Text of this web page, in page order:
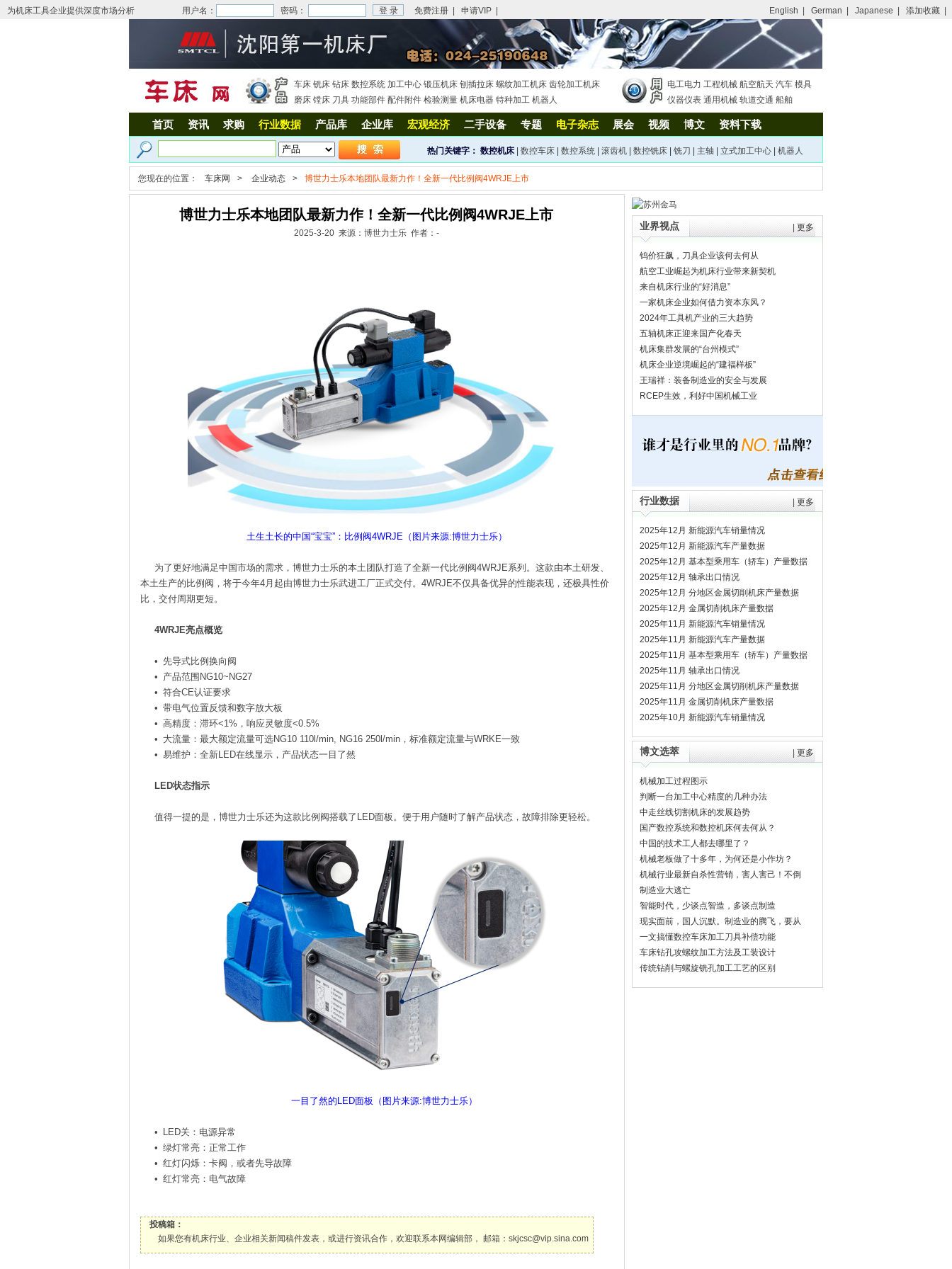
为机床工具企业提供深度市场分析 用户名： 密码： 免费注册 申请VIP English German Japanese 添加收藏
车床 铣床 钻床 数控系统 加工中心 锻压机床 刨插拉床 螺纹加工机床 齿轮加工机床
磨床 镗床 刀具 功能部件 配件附件 检验测量 机床电器 特种加工 机器人
电工电力 工程机械 航空航天 汽车 模具
仪器仪表 通用机械 轨道交通 船舶
首页 资讯 求购 行业数据 产品库 企业库 宏观经济 二手设备 专题 电子杂志 展会 视频 博文 资料下载
热门关键字： 数控机床| 数控车床| 数控系统| 滚齿机| 数控铣床| 铣刀 主轴 立式加工中心| 机器人
您现在的位置： 车床网 > 企业动态 > 博世力士乐本地团队最新力作！全新一代比例阀4WRJE上市
博世力士乐本地团队最新力作！全新一代比例阀4WRJE上市
2025-3-20 来源：博世力士乐 作者：-
土生土长的中国“宝宝”：比例阀4WRJE（图片来源:博世力士乐）
为了更好地满足中国市场的需求，博世力士乐的本土团队打造了全新一代比例阀4WRJE系列。这款由本土研发、
本土生产的比例阀，将于今年4月起由博世力士乐武进工厂正式交付。4WRJE不仅具备优异的性能表现，还极具性价
比，交付周期更短。
4WRJE亮点概览
• 先导式比例换向阀
• 产品范围NG10~NG27
• 符合CE认证要求
• 带电气位置反馈和数字放大板
• 高精度：滞环<1%，响应灵敏度<0.5%
• 大流量：最大额定流量可选NG10 110l/min, NG16 250l/min，标准额定流量与WRKE一致
• 易维护：全新LED在线显示，产品状态一目了然
LED状态指示
值得一提的是，博世力士乐还为这款比例阀搭载了LED面板。便于用户随时了解产品状态，故障排除更轻松。
一目了然的LED面板（图片来源:博世力士乐）
•
LED关：电源异常
• 绿灯常亮：正常工作
• 红灯闪烁：卡阀，或者先导故障
• 红灯常亮：电气故障
投稿箱：
如果您有机床行业、企业相关新闻稿件发表，或进行资讯合作，欢迎联系本网编辑部， 邮箱：skjcsc@vip.sina.com
业界视点 更多
钨价狂飙，刀具企业该何去何从
航空工业崛起为机床行业带来新契机
来自机床行业的“好消息”
一家机床企业如何借力资本东风？
2024年工具机产业的三大趋势
五轴机床正迎来国产化春天
机床集群发展的“台州模式”
机床企业逆境崛起的“建福样板”
王瑞祥：装备制造业的安全与发展
RCEP生效，利好中国机械工业
行业数据 更多
2025年12月 新能源汽车销量情况
2025年12月 新能源汽车产量数据
2025年12月 基本型乘用车（轿车）产量数据
2025年12月 轴承出口情况
2025年12月 分地区金属切削机床产量数据
2025年12月 金属切削机床产量数据
2025年11月 新能源汽车销量情况
2025年11月 新能源汽车产量数据
2025年11月 基本型乘用车（轿车）产量数据
2025年11月 轴承出口情况
2025年11月 分地区金属切削机床产量数据
2025年11月 金属切削机床产量数据
2025年10月 新能源汽车销量情况
博文选萃 更多
机械加工过程图示
判断一台加工中心精度的几种办法
中走丝线切割机床的发展趋势
国产数控系统和数控机床何去何从？
中国的技术工人都去哪里了？
机械老板做了十多年，为何还是小作坊？
机械行业最新自杀性营销，害人害己！不倒
闭才
制造业大逃亡
智能时代，少谈点智造，多谈点制造
现实面前，国人沉默。制造业的腾飞，要从
机床
一文搞懂数控车床加工刀具补偿功能
车床钻孔攻螺纹加工方法及工装设计
传统钻削与螺旋铣孔加工工艺的区别